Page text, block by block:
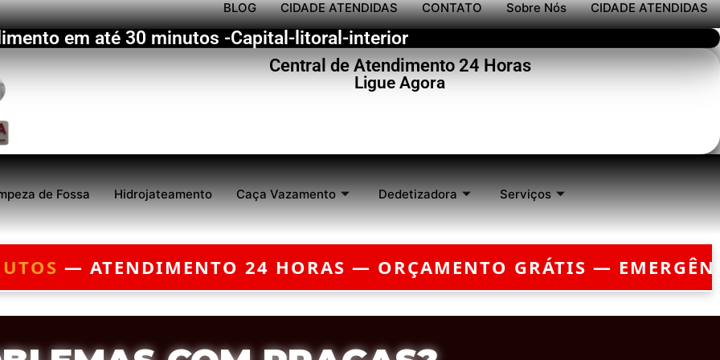
BLOG CIDADE ATENDIDAS CONTATO Sobre Nós CIDADE ATENDIDAS
em até 30 minutos -Capital-litoral-interior
Central de Atendimento 24 Horas
Ligue Agora
de Fossa Hidrojateamento Caça Vazamento Dedetizadora Serviços
— ORÇAMENTO GRÁTIS — EMERGÊNCIA?CHEGAMOS EM ATÉ 30